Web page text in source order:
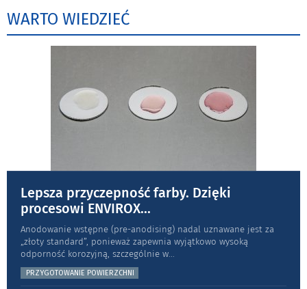
WARTO WIEDZIEĆ
Lepsza przyczepność farby. Dzięki
procesowi ENVIROX...
Anodowanie wstępne (pre-anodising) nadal uznawane jest za
„złoty standard”, ponieważ zapewnia wyjątkowo wysoką
odporność koro­zyjną, szczególnie w...
PRZYGOTOWANIE POWIERZCHNI